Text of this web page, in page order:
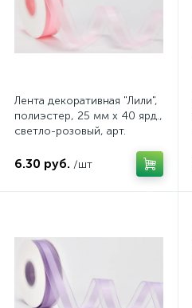
Лента декоративная "Лили",
полиэстер, 25 мм х 40 ярд.,
светло-розовый, арт.
6.30 руб. /шт